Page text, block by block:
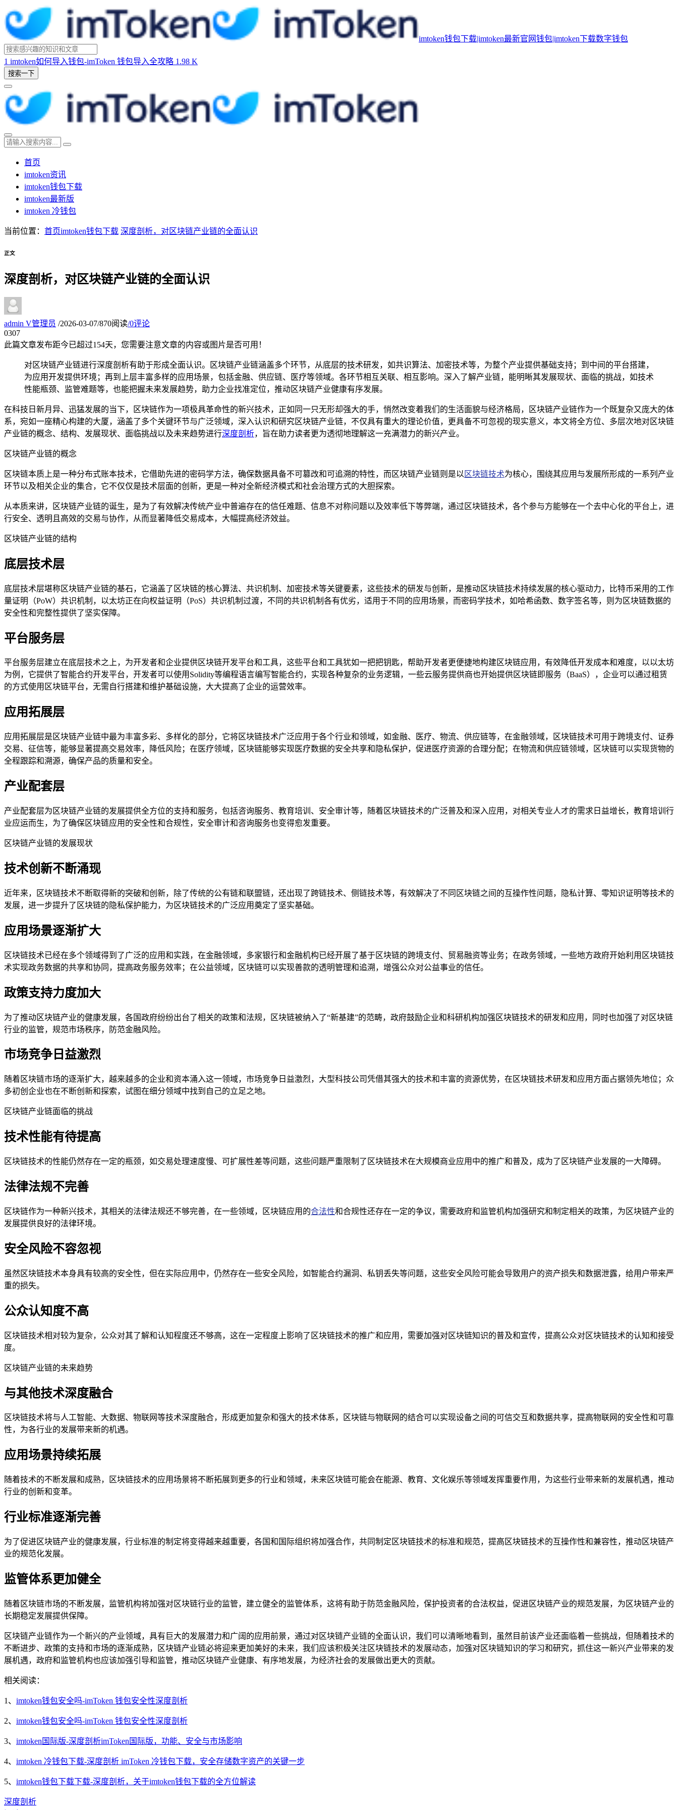
imtoken钱包下载|imtoken最新官网钱包|imtoken下载数字钱包
1 imtoken如何导入钱包-imToken 钱包导入全攻略 1.98 K
搜索一下
首页
imtoken资讯
imtoken钱包下载
imtoken最新版
imtoken 冷钱包
当前位置： 首页imtoken钱包下载 深度剖析，对区块链产业链的全面认识
正文
深度剖析，对区块链产业链的全面认识
admin V管理员 /2026-03-07/870阅读/0评论
0307
此篇文章发布距今已超过154天，您需要注意文章的内容或图片是否可用！
对区块链产业链进行深度剖析有助于形成全面认识。区块链产业链涵盖多个环节，从底层的技术研发，如共识算法、加密技术等，为整个产业提供基础支持；到中间的平台搭建，
为应用开发提供环境；再到上层丰富多样的应用场景，包括金融、供应链、医疗等领域。各环节相互关联、相互影响。深入了解产业链，能明晰其发展现状、面临的挑战，如技术
性能瓶颈、监管难题等，也能把握未来发展趋势，助力企业找准定位，推动区块链产业健康有序发展。
在科技日新月异、迅猛发展的当下，区块链作为一项极具革命性的新兴技术，正如同一只无形却强大的手，悄然改变着我们的生活面貌与经济格局，区块链产业链作为一个既复杂又庞大的体
系，宛如一座精心构建的大厦，涵盖了多个关键环节与广泛领域，深入认识和研究区块链产业链，不仅具有重大的理论价值，更具备不可忽视的现实意义，本文将全方位、多层次地对区块链
产业链的概念、结构、发展现状、面临挑战以及未来趋势进行深度剖析，旨在助力读者更为透彻地理解这一充满潜力的新兴产业。
区块链产业链的概念
区块链本质上是一种分布式账本技术，它借助先进的密码学方法，确保数据具备不可篡改和可追溯的特性，而区块链产业链则是以 区块链技术为核心，围绕其应用与发展所形成的一系列产业
环节以及相关企业的集合，它不仅仅是技术层面的创新，更是一种对全新经济模式和社会治理方式的大胆探索。
从本质来讲，区块链产业链的诞生，是为了有效解决传统产业中普遍存在的信任难题、信息不对称问题以及效率低下等弊端，通过区块链技术，各个参与方能够在一个去中心化的平台上，进
行安全、透明且高效的交易与协作，从而显著降低交易成本，大幅提高经济效益。
区块链产业链的结构
底层技术层
底层技术层堪称区块链产业链的基石，它涵盖了区块链的核心算法、共识机制、加密技术等关键要素，这些技术的研发与创新，是推动区块链技术持续发展的核心驱动力，比特币采用的工作
量证明（PoW）共识机制，以太坊正在向权益证明（PoS）共识机制过渡，不同的共识机制各有优劣，适用于不同的应用场景，而密码学技术，如哈希函数、数字签名等，则为区块链数据的
安全性和完整性提供了坚实保障。
平台服务层
平台服务层建立在底层技术之上，为开发者和企业提供区块链开发平台和工具，这些平台和工具犹如一把把钥匙，帮助开发者更便捷地构建区块链应用，有效降低开发成本和难度，以以太坊
为例，它提供了智能合约开发平台，开发者可以使用Solidity等编程语言编写智能合约，实现各种复杂的业务逻辑，一些云服务提供商也开始提供区块链即服务（BaaS），企业可以通过租赁
的方式使用区块链平台，无需自行搭建和维护基础设施，大大提高了企业的运营效率。
应用拓展层
应用拓展层是区块链产业链中最为丰富多彩、多样化的部分，它将区块链技术广泛应用于各个行业和领域，如金融、医疗、物流、供应链等，在金融领域，区块链技术可用于跨境支付、证券
交易、征信等，能够显著提高交易效率，降低风险；在医疗领域，区块链能够实现医疗数据的安全共享和隐私保护，促进医疗资源的合理分配；在物流和供应链领域，区块链可以实现货物的
全程跟踪和溯源，确保产品的质量和安全。
产业配套层
产业配套层为区块链产业链的发展提供全方位的支持和服务，包括咨询服务、教育培训、安全审计等，随着区块链技术的广泛普及和深入应用，对相关专业人才的需求日益增长，教育培训行
业应运而生，为了确保区块链应用的安全性和合规性，安全审计和咨询服务也变得愈发重要。
区块链产业链的发展现状
技术创新不断涌现
近年来，区块链技术不断取得新的突破和创新，除了传统的公有链和联盟链，还出现了跨链技术、侧链技术等，有效解决了不同区块链之间的互操作性问题，隐私计算、零知识证明等技术的
发展，进一步提升了区块链的隐私保护能力，为区块链技术的广泛应用奠定了坚实基础。
应用场景逐渐扩大
区块链技术已经在多个领域得到了广泛的应用和实践，在金融领域，多家银行和金融机构已经开展了基于区块链的跨境支付、贸易融资等业务；在政务领域，一些地方政府开始利用区块链技
术实现政务数据的共享和协同，提高政务服务效率；在公益领域，区块链可以实现善款的透明管理和追溯，增强公众对公益事业的信任。
政策支持力度加大
为了推动区块链产业的健康发展，各国政府纷纷出台了相关的政策和法规，区块链被纳入了“新基建”的范畴，政府鼓励企业和科研机构加强区块链技术的研发和应用，同时也加强了对区块链
行业的监管，规范市场秩序，防范金融风险。
市场竞争日益激烈
随着区块链市场的逐渐扩大，越来越多的企业和资本涌入这一领域，市场竞争日益激烈，大型科技公司凭借其强大的技术和丰富的资源优势，在区块链技术研发和应用方面占据领先地位；众
多初创企业也在不断创新和探索，试图在细分领域中找到自己的立足之地。
区块链产业链面临的挑战
技术性能有待提高
区块链技术的性能仍然存在一定的瓶颈，如交易处理速度慢、可扩展性差等问题，这些问题严重限制了区块链技术在大规模商业应用中的推广和普及，成为了区块链产业发展的一大障碍。
法律法规不完善
区块链作为一种新兴技术，其相关的法律法规还不够完善，在一些领域，区块链应用的合法性和合规性还存在一定的争议，需要政府和监管机构加强研究和制定相关的政策，为区块链产业的
发展提供良好的法律环境。
安全风险不容忽视
虽然区块链技术本身具有较高的安全性，但在实际应用中，仍然存在一些安全风险，如智能合约漏洞、私钥丢失等问题，这些安全风险可能会导致用户的资产损失和数据泄露，给用户带来严
重的损失。
公众认知度不高
区块链技术相对较为复杂，公众对其了解和认知程度还不够高，这在一定程度上影响了区块链技术的推广和应用，需要加强对区块链知识的普及和宣传，提高公众对区块链技术的认知和接受
度。
区块链产业链的未来趋势
与其他技术深度融合
区块链技术将与人工智能、大数据、物联网等技术深度融合，形成更加复杂和强大的技术体系，区块链与物联网的结合可以实现设备之间的可信交互和数据共享，提高物联网的安全性和可靠
性，为各行业的发展带来新的机遇。
应用场景持续拓展
随着技术的不断发展和成熟，区块链技术的应用场景将不断拓展到更多的行业和领域，未来区块链可能会在能源、教育、文化娱乐等领域发挥重要作用，为这些行业带来新的发展机遇，推动
行业的创新和变革。
行业标准逐渐完善
为了促进区块链产业的健康发展，行业标准的制定将变得越来越重要，各国和国际组织将加强合作，共同制定区块链技术的标准和规范，提高区块链技术的互操作性和兼容性，推动区块链产
业的规范化发展。
监管体系更加健全
随着区块链市场的不断发展，监管机构将加强对区块链行业的监管，建立健全的监管体系，这将有助于防范金融风险，保护投资者的合法权益，促进区块链产业的规范发展，为区块链产业的
长期稳定发展提供保障。
区块链产业链作为一个新兴的产业领域，具有巨大的发展潜力和广阔的应用前景，通过对区块链产业链的全面认识，我们可以清晰地看到，虽然目前该产业还面临着一些挑战，但随着技术的
不断进步、政策的支持和市场的逐渐成熟，区块链产业链必将迎来更加美好的未来，我们应该积极关注区块链技术的发展动态，加强对区块链知识的学习和研究，抓住这一新兴产业带来的发
展机遇，政府和监管机构也应该加强引导和监管，推动区块链产业健康、有序地发展，为经济社会的发展做出更大的贡献。
相关阅读：
1、 imtoken钱包安全吗-imToken 钱包安全性深度剖析
2、 imtoken钱包安全吗-imToken 钱包安全性深度剖析
3、 imtoken国际版-深度剖析imToken国际版，功能、安全与市场影响
4、 imtoken 冷钱包下载-深度剖析 imToken 冷钱包下载，安全存储数字资产的关键一步
5、 imtoken钱包下载下载-深度剖析，关于imtoken钱包下载的全方位解读
深度剖析